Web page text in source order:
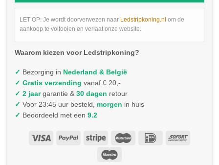
LET OP: Je wordt doorverwezen naar Ledstripkoning.nl om de
aankoop te voltooien en verlaat onze website.
Waarom kiezen voor Ledstripkoning?
✓ Bezorging in Nederland & België
✓ Gratis verzending vanaf € 20,-
✓ 2 jaargarantie & 30 dagen retour
✓ Voor 23:45 uur besteld, morgen in huis
✓ Beoordeeld met een 9.2